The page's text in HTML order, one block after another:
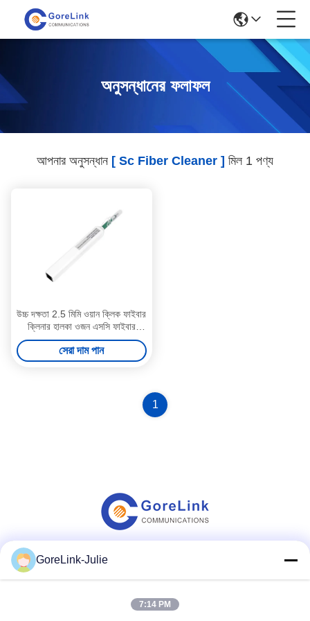
অনুসন্ধানের ফলাফল
আপনার অনুসন্ধান [ Sc Fiber Cleaner ] মিল 1 পণ্য
উচ্চ দক্ষতা 2.5 মিমি ওয়ান ক্লিক ফাইবার
ক্লিনার হালকা ওজন এসসি ফাইবার
ক্লিনার
সেরা দাম পান
1
GoreLink-Julie
7:14 PM